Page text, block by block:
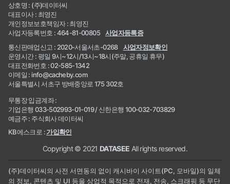
상호명 : (주)데이터씨
대표이사 : 최영진
개인정보보호책임자 : 최영진
사업자등록번호 : 464-81-00805
사업자등록증
통신판매업신고 : 2020-서울서초-0268
사업자정보확인
운영시간 : 평일 9시~12시/13시~18시(주말, 공휴일 휴무)
대표전화번호 : 02-585-1342
이메일 : info@cacheby.com
서울특별시 서초구 방배중앙로 175 302호
무통장 입금계좌 :
기업은행 033-502993-01-019 / 신한은행 100-032-703829
예금주 : 주식회사 데이터씨
KB에스크로 :가입확인
Copyright © 2021 DATASEE All rights reserved.
(주)데이터씨의 사전 서면동의 없이 캐시바이 사이트(PC, 모바일)의 일체
의 정보, 콘텐츠 및 UI 등을 상업적 목적으로 전재, 전송, 스크래핑 등 무단